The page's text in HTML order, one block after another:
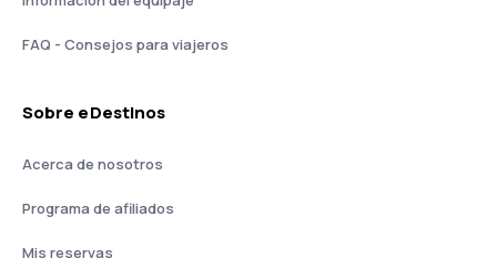
FAQ - Consejos para viajeros
Sobre eDestinos
Acerca de nosotros
Programa de afiliados
Mis reservas